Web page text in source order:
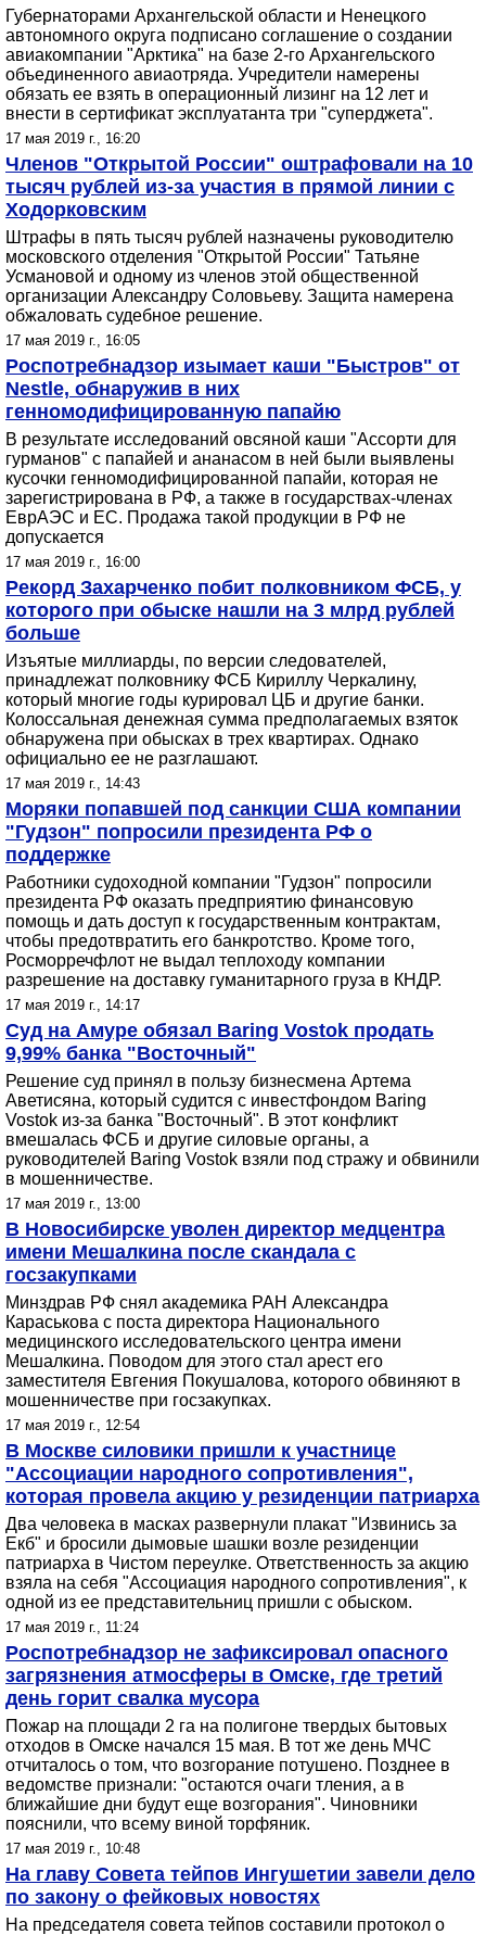
Губернаторами Архангельской области и Ненецкого
автономного округа подписано соглашение о создании
авиакомпании "Арктика" на базе 2-го Архангельского
объединенного авиаотряда. Учредители намерены
обязать ее взять в операционный лизинг на 12 лет и
внести в сертификат эксплуатанта три "суперджета".
17 мая 2019 г., 16:20
Членов "Открытой России" оштрафовали на 10
тысяч рублей из-за участия в прямой линии с
Ходорковским
Штрафы в пять тысяч рублей назначены руководителю
московского отделения "Открытой России" Татьяне
Усмановой и одному из членов этой общественной
организации Александру Соловьеву. Защита намерена
обжаловать судебное решение.
17 мая 2019 г., 16:05
Роспотребнадзор изымает каши "Быстров" от
Nestle, обнаружив в них
генномодифицированную папайю
В результате исследований овсяной каши "Ассорти для
гурманов" с папайей и ананасом в ней были выявлены
кусочки генномодифицированной папайи, которая не
зарегистрирована в РФ, а также в государствах-членах
ЕврАЭС и ЕС. Продажа такой продукции в РФ не
допускается
17 мая 2019 г., 16:00
Рекорд Захарченко побит полковником ФСБ, у
которого при обыске нашли на 3 млрд рублей
больше
Изъятые миллиарды, по версии следователей,
принадлежат полковнику ФСБ Кириллу Черкалину,
который многие годы курировал ЦБ и другие банки.
Колоссальная денежная сумма предполагаемых взяток
обнаружена при обысках в трех квартирах. Однако
официально ее не разглашают.
17 мая 2019 г., 14:43
Моряки попавшей под санкции США компании
"Гудзон" попросили президента РФ о
поддержке
Работники судоходной компании "Гудзон" попросили
президента РФ оказать предприятию финансовую
помощь и дать доступ к государственным контрактам,
чтобы предотвратить его банкротство. Кроме того,
Росморречфлот не выдал теплоходу компании
разрешение на доставку гуманитарного груза в КНДР.
17 мая 2019 г., 14:17
Суд на Амуре обязал Baring Vostok продать
9,99% банка "Восточный"
Решение суд принял в пользу бизнесмена Артема
Аветисяна, который судится с инвестфондом Baring
Vostok из-за банка "Восточный". В этот конфликт
вмешалась ФСБ и другие силовые органы, а
руководителей Baring Vostok взяли под стражу и обвинили
в мошенничестве.
17 мая 2019 г., 13:00
В Новосибирске уволен директор медцентра
имени Мешалкина после скандала с
госзакупками
Минздрав РФ снял академика РАН Александра
Караськова с поста директора Национального
медицинского исследовательского центра имени
Мешалкина. Поводом для этого стал арест его
заместителя Евгения Покушалова, которого обвиняют в
мошенничестве при госзакупках.
17 мая 2019 г., 12:54
В Москве силовики пришли к участнице
"Ассоциации народного сопротивления",
которая провела акцию у резиденции патриарха
Два человека в масках развернули плакат "Извинись за
Екб" и бросили дымовые шашки возле резиденции
патриарха в Чистом переулке. Ответственность за акцию
взяла на себя "Ассоциация народного сопротивления", к
одной из ее представительниц пришли с обыском.
17 мая 2019 г., 11:24
Роспотребнадзор не зафиксировал опасного
загрязнения атмосферы в Омске, где третий
день горит свалка мусора
Пожар на площади 2 га на полигоне твердых бытовых
отходов в Омске начался 15 мая. В тот же день МЧС
отчиталось о том, что возгорание потушено. Позднее в
ведомстве признали: "остаются очаги тления, а в
ближайшие дни будут еще возгорания". Чиновники
пояснили, что всему виной торфяник.
17 мая 2019 г., 10:48
На главу Совета тейпов Ингушетии завели дело
по закону о фейковых новостях
На председателя совета тейпов составили протокол о